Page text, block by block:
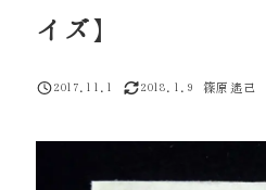
イズ】
投稿日
2017.11.1
更新日
2018.1.9
篠原遙己